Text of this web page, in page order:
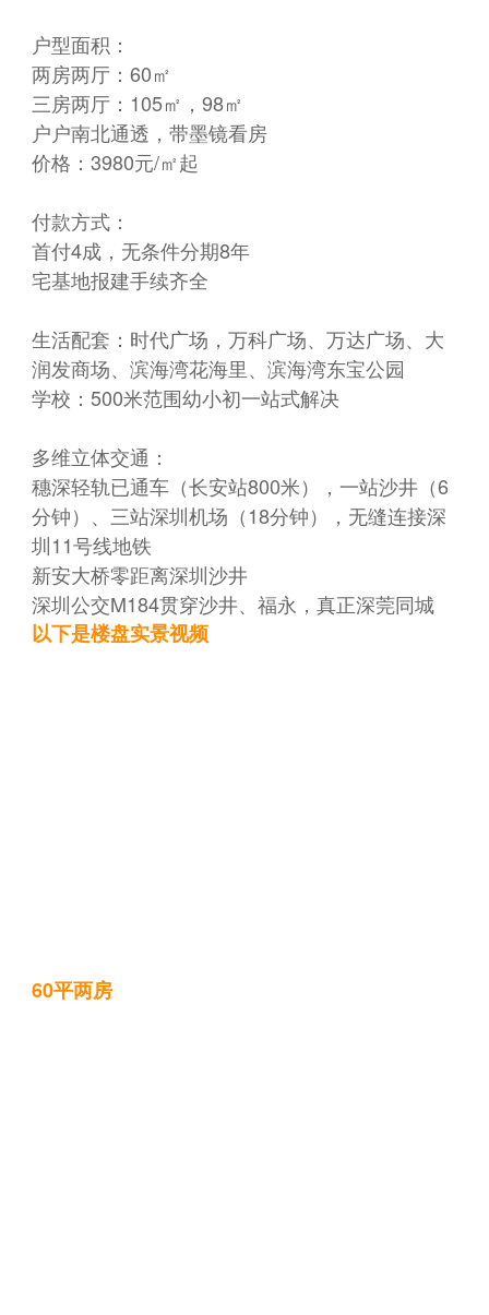
户型面积：
两房两厅：60㎡
三房两厅：105㎡，98㎡
户户南北通透，带墨镜看房
价格：3980元/㎡起
付款方式：
首付4成，无条件分期8年
宅基地报建手续齐全
生活配套：时代广场，万科广场、万达广场、大
润发商场、滨海湾花海里、滨海湾东宝公园
学校：500米范围幼小初一站式解决
多维立体交通：
穗深轻轨已通车（长安站800米），一站沙井（6
分钟）、三站深圳机场（18分钟），无缝连接深
圳11号线地铁
新安大桥零距离深圳沙井
深圳公交M184贯穿沙井、福永，真正深莞同城
以下是楼盘实景视频
60平两房